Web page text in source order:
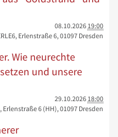
08.10.2026 19:00
Erlenstraße 6, 01097 Dresden
Wie neurechte
und unsere
29.10.2026 18:00
6 (HH), 01097 Dresden